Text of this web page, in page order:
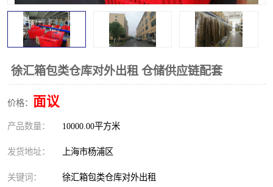
徐汇箱包类仓库对外出租 仓储供应链配套
价格： 面议
产品数量： 10000.00平方米
发货地址： 上海市杨浦区
关键词： 徐汇箱包类仓库对外出租